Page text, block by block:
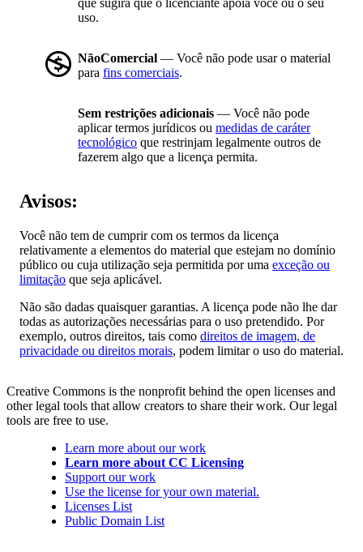
que sugira que o licenciante apoia você ou o seu
uso.
NãoComercial — Você não pode usar o material
para fins comerciais.
Sem restrições adicionais — Você não pode
aplicar termos jurídicos ou medidas de caráter
tecnológico que restrinjam legalmente outros de
fazerem algo que a licença permita.
Avisos:
Você não tem de cumprir com os termos da licença
relativamente a elementos do material que estejam no domínio
público ou cuja utilização seja permitida por uma exceção ou
limitação que seja aplicável.
Não são dadas quaisquer garantias. A licença pode não lhe dar
todas as autorizações necessárias para o uso pretendido. Por
exemplo, outros direitos, tais como direitos de imagem, de
privacidade ou direitos morais, podem limitar o uso do material.
Creative Commons is the nonprofit behind the open licenses and
other legal tools that allow creators to share their work. Our legal
tools are free to use.
Learn more about our work
Learn more about CC Licensing
Support our work
Use the license for your own material.
Licenses List
Public Domain List